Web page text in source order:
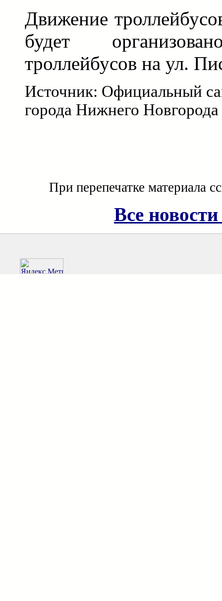
Движение
будет
троллейбусов на ул.
Источник: Официальный
города Нижнего Новгорода
При перепечатке материала
Все